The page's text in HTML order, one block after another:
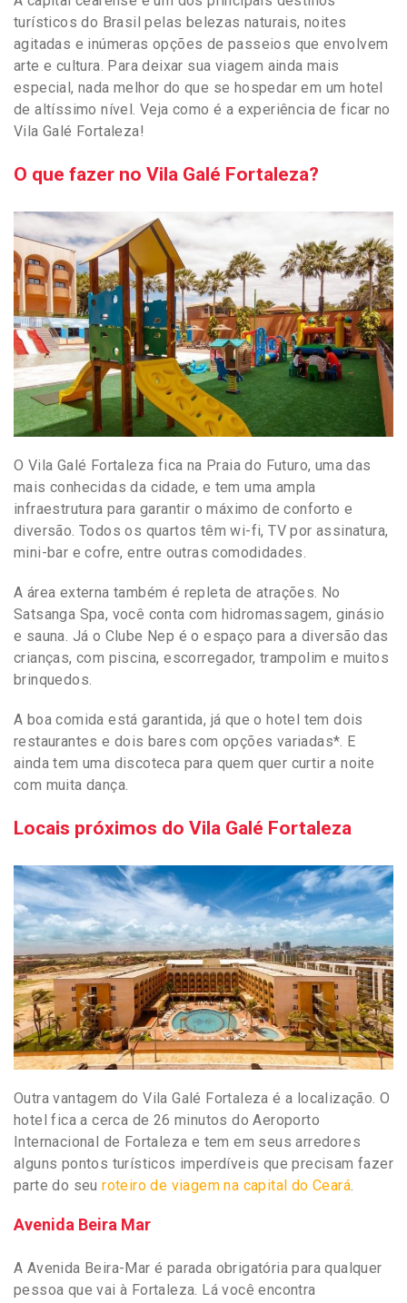
turísticos do Brasil pelas belezas naturais, noites
agitadas e inúmeras opções de passeios que envolvem
arte e cultura. Para deixar sua viagem ainda mais
especial, nada melhor do que se hospedar em um hotel
de altíssimo nível. Veja como é a experiência de ficar no
Vila Galé Fortaleza!
O que fazer no Vila Galé Fortaleza?
O Vila Galé Fortaleza fica na Praia do Futuro, uma das
mais conhecidas da cidade, e tem uma ampla
infraestrutura para garantir o máximo de conforto e
diversão. Todos os quartos têm wi-fi, TV por assinatura,
mini-bar e cofre, entre outras comodidades.
A área externa também é repleta de atrações. No
Satsanga Spa, você conta com hidromassagem, ginásio
e sauna. Já o Clube Nep é o espaço para a diversão das
crianças, com piscina, escorregador, trampolim e muitos
brinquedos.
A boa comida está garantida, já que o hotel tem dois
restaurantes e dois bares com opções variadas*. E
ainda tem uma discoteca para quem quer curtir a noite
com muita dança.
Locais próximos do Vila Galé Fortaleza
Outra vantagem do Vila Galé Fortaleza é a localização. O
hotel fica a cerca de 26 minutos do Aeroporto
Internacional de Fortaleza e tem em seus arredores
alguns pontos turísticos imperdíveis que precisam fazer
parte do seuroteiro de viagem na capital do Ceará.
Avenida Beira Mar
A Avenida Beira-Mar é parada obrigatória para qualquer
pessoa que vai à Fortaleza. Lá você encontra